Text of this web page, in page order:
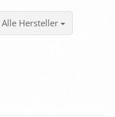
Alle Hersteller
pro Seite